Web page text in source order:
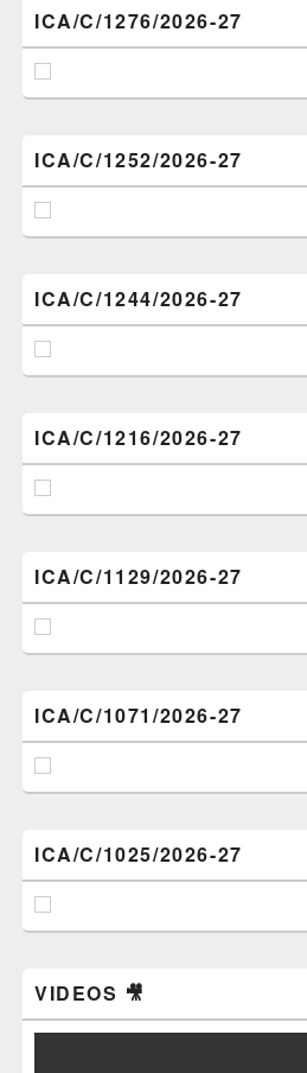
ICA/C/1276/2026-27
ICA/C/1252/2026-27
ICA/C/1244/2026-27
ICA/C/1216/2026-27
ICA/C/1129/2026-27
ICA/C/1071/2026-27
ICA/C/1025/2026-27
VIDEOS 🎥